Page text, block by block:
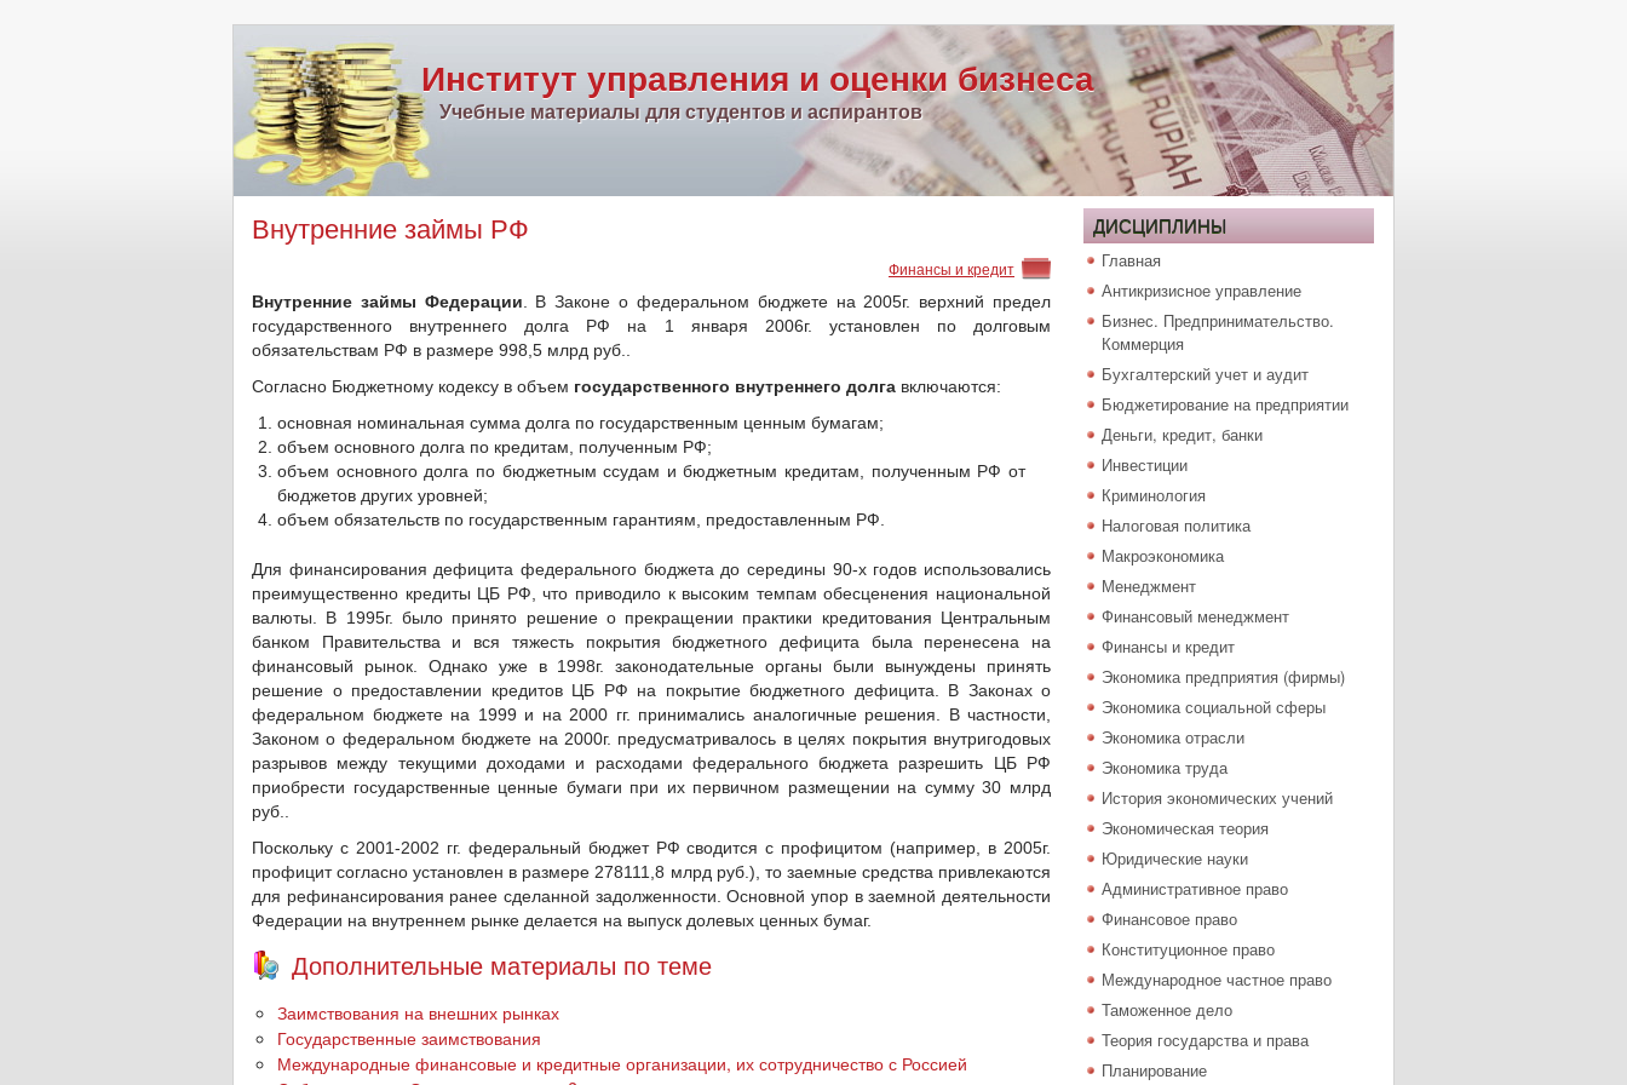
Институт управления и оценки бизнеса
Учебные материалы для студентов и аспирантов
Внутренние займы РФ
Финансы и кредит
Внутренние займы Федерации . В Законе о федеральном бюджете на 2005г. верхний предел
государственного внутреннего долга РФ на 1 января 2006г. установлен по долговым
обязательствам РФ в размере 998,5 млрд руб..
Согласно Бюджетному кодексу в объем государственного внутреннего долга включаются:
основная номинальная сумма долга по государственным ценным бумагам;
объем основного долга по кредитам, полученным РФ;
объем основного долга по бюджетным ссудам и бюджетным кредитам, полученным РФ от
бюджетов других уровней;
объем обязательств по государственным гарантиям, предоставленным РФ.
Для финансирования дефицита федерального бюджета до середины 90-х годов использовались
преимущественно кредиты ЦБ РФ, что приводило к высоким темпам обесценения национальной
валюты. В 1995г. было принято решение о прекращении практики кредитования Центральным
банком Правительства и вся тяжесть покрытия бюджетного дефицита была перенесена на
финансовый рынок. Однако уже в 1998г. законодательные органы были вынуждены принять
решение о предоставлении кредитов ЦБ РФ на покрытие бюджетного дефицита. В Законах о
федеральном бюджете на 1999 и на 2000 гг. принимались аналогичные решения. В частности,
Законом о федеральном бюджете на 2000г. предусматривалось в целях покрытия внутригодовых
разрывов между текущими доходами и расходами федерального бюджета разрешить ЦБ РФ
приобрести государственные ценные бумаги при их первичном размещении на сумму 30 млрд
руб..
Поскольку с 2001-2002 гг. федеральный бюджет РФ сводится с профицитом (например, в 2005г.
профицит согласно установлен в размере 278111,8 млрд руб.), то заемные средства привлекаются
для рефинансирования ранее сделанной задолженности. Основной упор в заемной деятельности
Федерации на внутреннем рынке делается на выпуск долевых ценных бумаг.
Дополнительные материалы по теме
Заимствования на внешних рынках
Государственные заимствования
Международные финансовые и кредитные организации, их сотрудничество с Россией
ДИСЦИПЛИНЫ
Главная
Антикризисное управление
Бизнес. Предпринимательство.
Коммерция
Бухгалтерский учет и аудит
Бюджетирование на предприятии
Деньги, кредит, банки
Инвестиции
Криминология
Налоговая политика
Макроэкономика
Менеджмент
Финансовый менеджмент
Финансы и кредит
Экономика предприятия (фирмы)
Экономика социальной сферы
Экономика отрасли
Экономика труда
История экономических учений
Экономическая теория
Юридические науки
Административное право
Финансовое право
Конституционное право
Международное частное право
Таможенное дело
Теория государства и права
Планирование